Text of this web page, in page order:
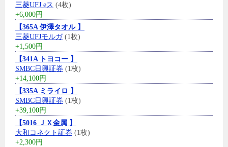
三菱UFJ eス (4枚)
+6,000円
【365A 伊澤タオル 】
三菱UFJモルガ(1枚)
+1,500円
【341A トヨコー 】
SMBC日興証券 (1枚)
+14,100円
【335A ミライロ 】
SMBC日興証券 (1枚)
+39,100円
【5016 ＪＸ金属 】
大和コネクト証券 (1枚)
+2,300円